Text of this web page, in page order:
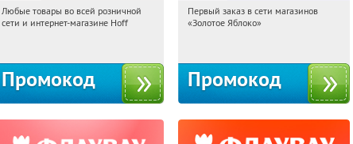
07:31:34 Получили:
Любые товары во всей розничной
сети и интернет-магазине Hoff
Промокод
07:31:34
Получи первым!
Первый заказ в сети магазинов
«Золотое Яблоко»
Промокод